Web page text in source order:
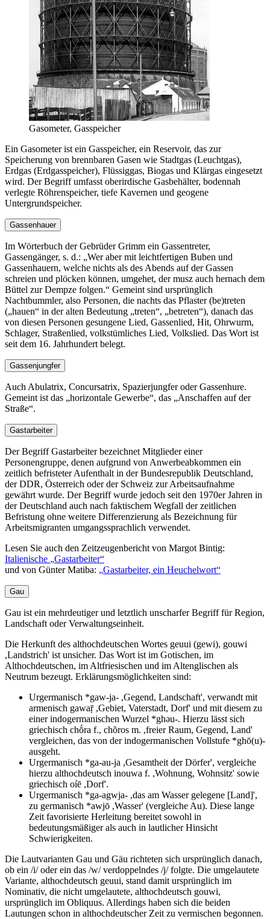
Gasometer, Gasspeicher
Ein Gasometer ist ein Gasspeicher, ein Reservoir, das zur
Speicherung von brennbaren Gasen wie Stadtgas (Leuchtgas),
Erdgas (Erdgasspeicher), Flüssiggas, Biogas und Klärgas eingesetzt
wird. Der Begriff umfasst oberirdische Gasbehälter, bodennah
verlegte Röhrenspeicher, tiefe Kavernen und geogene
Untergrundspeicher.
Gassenhauer
Im Wörterbuch der Gebrüder Grimm ein Gassentreter,
Gassengänger, s. d.:
Wer aber mit leichtfertigen Buben und
Gassenhauern, welche nichts als des Abends auf der Gassen
schreien und plöcken können, umgehet, der musz auch hernach dem
Büttel zur Dempze folgen.
Gemeint sind ursprünglich
Nachtbummler, also Personen, die nachts das Pflaster (be)treten
( hauen in der alten Bedeutung treten , betreten ), danach das
von diesen Personen gesungene Lied, Gassenlied, Hit, Ohrwurm,
Schlager, Straßenlied, volkstümliches Lied, Volkslied. Das Wort ist
seit dem 16. Jahrhundert belegt.
Gassenjungfer
Auch Abulatrix, Concursatrix, Spazierjungfer oder Gassenhure.
Gemeint ist das
horizontale Gewerbe , das
Anschaffen auf der
Straße .
Gastarbeiter
Der Begriff Gastarbeiter bezeichnet Mitglieder einer
Personengruppe, denen aufgrund von Anwerbeabkommen ein
zeitlich befristeter Aufenthalt in der Bundesrepublik Deutschland,
der DDR, Österreich oder der Schweiz zur Arbeitsaufnahme
gewährt wurde. Der Begriff wurde jedoch seit den 1970er Jahren in
der Deutschland auch nach faktischem Wegfall der zeitlichen
Befristung ohne weitere Differenzierung als Bezeichnung für
Arbeitsmigranten umgangssprachlich verwendet.
Lesen Sie auch den Zeitzeugenbericht von Margot Bintig:
Italienische
Gastarbeiter
und von Günter Matiba:
Gastarbeiter, ein Heuchelwort
Gau
Gau ist ein mehrdeutiger und letztlich unscharfer Begriff für Region,
Landschaft oder Verwaltungseinheit.
Die Herkunft des althochdeutschen Wortes geuui (gewi), gouwi
,Landstrich' ist unsicher. Das Wort ist im Gotischen, im
Althochdeutschen, im Altfriesischen und im Altenglischen als
Neutrum bezeugt. Erklärungsmöglichkeiten sind:
Urgermanisch *gaw-ja- ,Gegend, Landschaft', verwandt mit
armenisch gawaṝ ,Gebiet, Vaterstadt, Dorf' und mit diesem zu
einer indogermanischen Wurzel *ghəu-. Hierzu lässt sich
griechisch chṓra f., chõros m. ,freier Raum, Gegend, Land'
vergleichen, das von der indogermanischen Vollstufe *ghō(u)-
ausgeht.
Urgermanisch *ga-au-ja ,Gesamtheit der Dörfer', vergleiche
hierzu althochdeutsch inouwa f. ,Wohnung, Wohnsitz' sowie
griechisch oíē ,Dorf'.
Urgermanisch *ga-agwja- ,das am Wasser gelegene [Land]',
zu germanisch *awjō ,Wasser' (vergleiche Au). Diese lange
Zeit favorisierte Herleitung bereitet sowohl in
bedeutungsmäßiger als auch in lautlicher Hinsicht
Schwierigkeiten.
Die Lautvarianten Gau und Gäu richteten sich ursprünglich danach,
ob ein /i/ oder ein das /w/ verdoppelndes /j/ folgte. Die umgelautete
Variante, althochdeutsch geuui, stand damit ursprünglich im
Nominativ, die nicht umgelautete, althochdeutsch gouwi,
ursprünglich im Obliquus. Allerdings haben sich die beiden
Lautungen schon in althochdeutscher Zeit zu vermischen begonnen.